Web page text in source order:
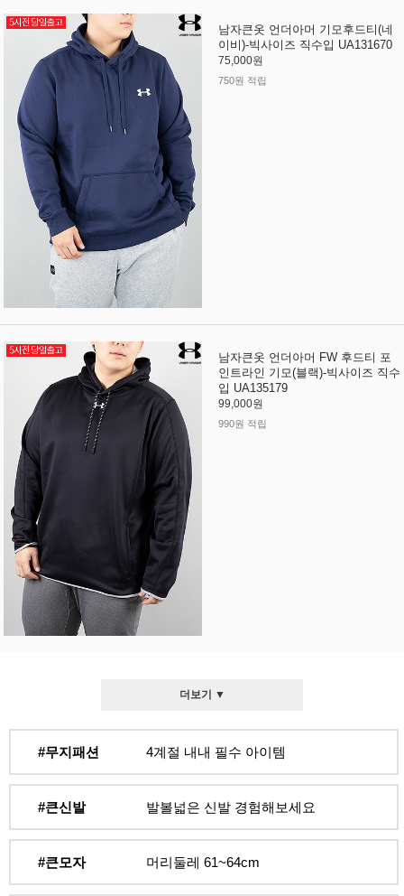
남자큰옷 언더아머 기모후드티(네
이비)-빅사이즈 직수입 UA131670
75,000원
750원 적립
남자큰옷 언더아머 FW 후드티 포
인트라인 기모(블랙)-빅사이즈 직수
입 UA135179
99,000원
990원 적립
더보기 ▼
#무지패션 4계절 내내 필수 아이템
#큰신발 발볼넓은 신발 경험해보세요
#큰모자 머리둘레 61~64cm